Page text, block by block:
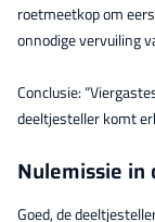
roetmeetkop om
onnodige vervuiling
Conclusie:
deeltjesteller komt
Nulemissie
Goed, de